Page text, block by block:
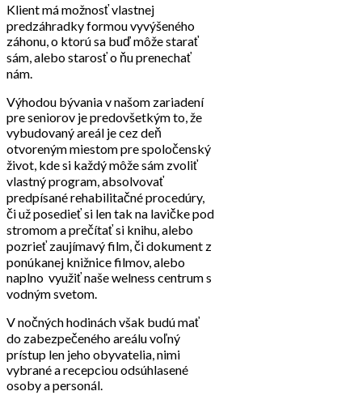
Klient má možnosť vlastnej
predzáhradky formou vyvýšeného
záhonu, o ktorú sa buď môže starať
sám, alebo starosť o ňu prenechať
nám.
Výhodou bývania v našom zariadení
pre seniorov je predovšetkým to, že
vybudovaný areál je cez deň
otvoreným miestom pre spoločenský
život, kde si každý môže sám zvoliť
vlastný program, absolvovať
predpísané rehabilitačné procedúry,
či už posedieť si len tak na lavičke pod
stromom a prečítať si knihu, alebo
pozrieť zaujímavý film, či dokument z
ponúkanej knižnice filmov, alebo
naplno využiť naše welness centrum s
vodným svetom.
V nočných hodinách však budú mať
do zabezpečeného areálu voľný
prístup len jeho obyvatelia, nimi
vybrané a recepciou odsúhlasené
osoby a personál.